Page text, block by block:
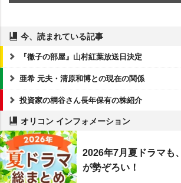
今、読まれている記事
『徹子の部屋』山村紅葉放送日決定
亜希 元夫・清原和博との現在の関係
投資家の桐谷さん長年保有の株紹介
オリコン インフォメーション
2026年7月夏ドラマも
が勢ぞろい！